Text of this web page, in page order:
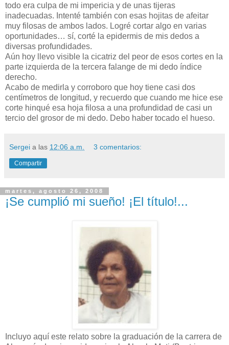
todo era culpa de mi impericia y de unas tijeras
inadecuadas. Intenté también con esas hojitas de afeitar
muy filosas de ambos lados. Logré cortar algo en varias
oportunidades… sí, corté la epidermis de mis dedos a
diversas profundidades.
Aún hoy llevo visible la cicatriz del peor de esos cortes en la
parte izquierda de la tercera falange de mi dedo índice
derecho.
Acabo de medirla y corroboro que hoy tiene casi dos
centímetros de longitud, y recuerdo que cuando me hice ese
corte hinqué esa hoja filosa a una profundidad de casi un
tercio del grosor de mi dedo. Debo haber tocado el hueso.
Sergei a las 12:06 a.m. 3 comentarios:
Compartir
martes, agosto 26, 2008
¡Se cumplió mi sueño! ¡El título!...
Incluyo aquí este relato sobre la graduación de la carrera de